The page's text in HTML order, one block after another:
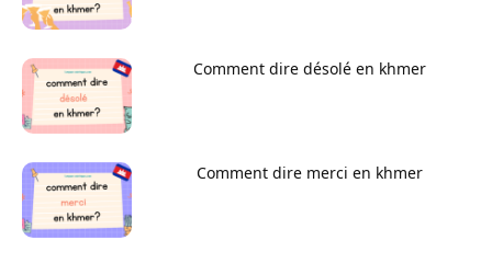
Comment dire désolé en khmer
Comment dire merci en khmer